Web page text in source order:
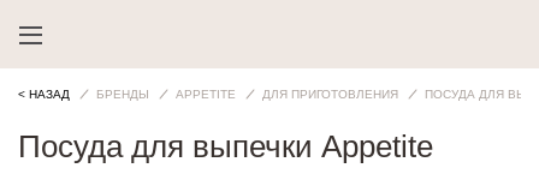
< НАЗАД БРЕНДЫ APPETITE ДЛЯ ПРИГОТОВЛЕНИЯ ПОСУДА ДЛЯ
Посуда для выпечки Appetite